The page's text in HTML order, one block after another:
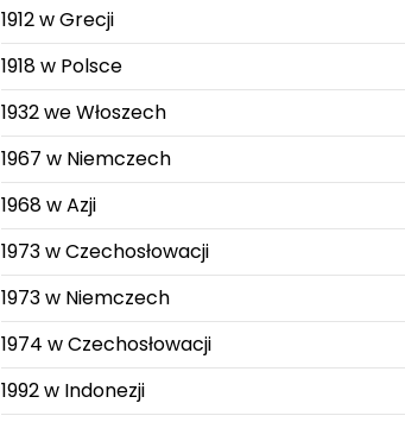
1912 w Grecji
1918 w Polsce
1932 we Włoszech
1967 w Niemczech
1968 w Azji
1973 w Czechosłowacji
1973 w Niemczech
1974 w Czechosłowacji
1992 w Indonezji